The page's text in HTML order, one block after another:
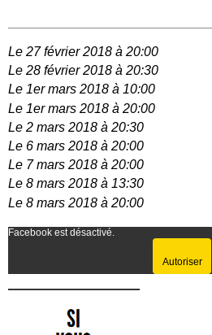
Le 27 février 2018 à 20:00
Le 28 février 2018 à 20:30
Le 1er mars 2018 à 10:00
Le 1er mars 2018 à 20:00
Le 2 mars 2018 à 20:30
Le 6 mars 2018 à 20:00
Le 7 mars 2018 à 20:00
Le 8 mars 2018 à 13:30
Le 8 mars 2018 à 20:00
Facebook est désactivé.
Autoriser